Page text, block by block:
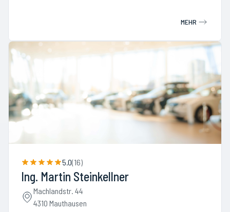
MEHR
5.0(16)
Ing. Martin Steinkellner
Machlandstr. 44
4310 Mauthausen